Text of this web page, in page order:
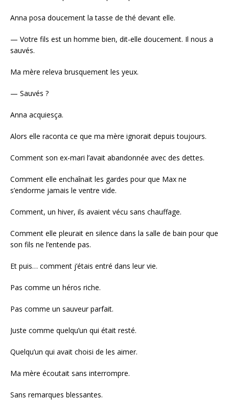
Anna posa doucement la tasse de thé devant elle.
— Votre fils est un homme bien, dit-elle doucement. Il nous a
sauvés.
Ma mère releva brusquement les yeux.
— Sauvés ?
Anna acquiesça.
Alors elle raconta ce que ma mère ignorait depuis toujours.
Comment son ex-mari l’avait abandonnée avec des dettes.
Comment elle enchaînait les gardes pour que Max ne
s’endorme jamais le ventre vide.
Comment, un hiver, ils avaient vécu sans chauffage.
Comment elle pleurait en silence dans la salle de bain pour que
son fils ne l’entende pas.
Et puis… comment j’étais entré dans leur vie.
Pas comme un héros riche.
Pas comme un sauveur parfait.
Juste comme quelqu’un qui était resté.
Quelqu’un qui avait choisi de les aimer.
Ma mère écoutait sans interrompre.
Sans remarques blessantes.